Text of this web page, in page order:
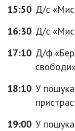
15:50 Д/с
16:30 Д/с
17:10 Д/ф
18:10 У
19:00 У